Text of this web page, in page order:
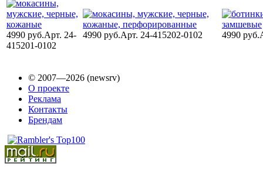
4990 руб.Арт. 24-
415201-0102
4990 руб.Арт. 24-415202-0102 4990 руб.
© 2007—2026 (newsrv)
О проекте
Реклама
Контакты
Брендам